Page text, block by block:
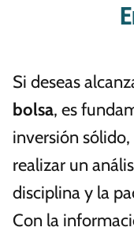
Si deseas
bolsa, es
inversión
realizar un
disciplina y la
Con la